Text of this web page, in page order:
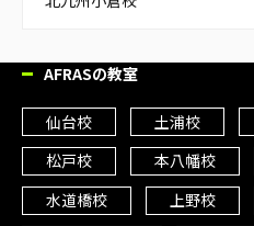
AFRASの教室
仙台校 土浦校
松戸校
本八幡校
水道橋校
上野校